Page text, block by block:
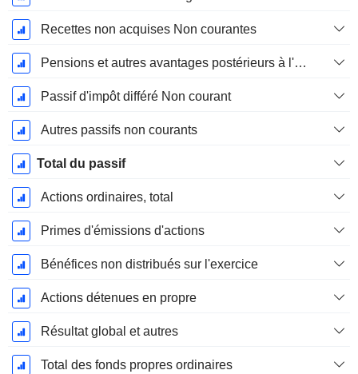
Recettes non acquises Non courantes
Pensions et autres avantages postérieurs à l'emploi
Passif d'impôt différé Non courant
Autres passifs non courants
Total du passif
Actions ordinaires, total
Primes d'émissions d'actions
Bénéfices non distribués sur l'exercice
Actions détenues en propre
Résultat global et autres
Total des fonds propres ordinaires